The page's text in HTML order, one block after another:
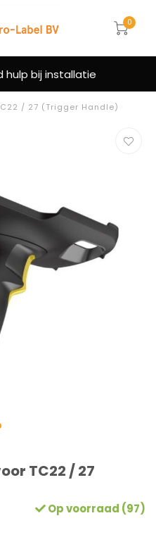
0
hulp bij installatie
/ 27 (Trigger Handle)
TC22 / 27
Op voorraad (97)